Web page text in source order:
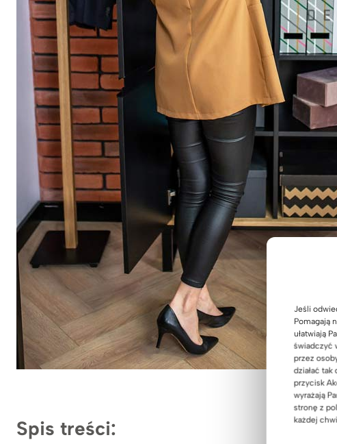
Jeśli
Pomagają
ułatwiają
świadczyć
przez
działać
przycisk
wyrażają
stronę z
każdej
Spis treści: